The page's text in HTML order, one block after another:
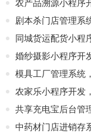
模具工厂管理系统
农家乐小程序开发
中药材门店进销存